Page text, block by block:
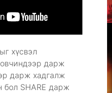
хүсвэл
дарж
дарж хадгалж
бол SHARE дарж